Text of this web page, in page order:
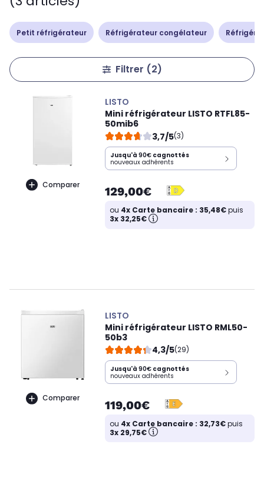
Petit réfrigérateur Réfrigérateur congélateur
Filtrer (2)
Comparer
LISTO
Mini réfrigérateur LISTO RTFL85-
50mib6
3,7/5(3)
Jusqu'à 90€ cagnottés
nouveaux adhérents
129,00€
ou 4x Carte bancaire : 35,48€puis
3x 32,25€
Comparer
LISTO
Mini réfrigérateur LISTO RML50-
50b3
4,3/5(29)
Jusqu'à 90€ cagnottés
nouveaux adhérents
119,00€
ou 4x Carte bancaire : 32,73€puis
3x 29,75€